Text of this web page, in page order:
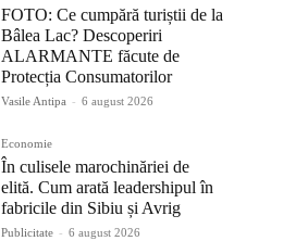
FOTO: Ce cumpără turiștii de la
Bâlea Lac? Descoperiri
ALARMANTE făcute de
Protecția Consumatorilor
Vasile Antipa - 6 august 2026
Economie
În culisele marochinăriei de
elită. Cum arată leadershipul în
fabricile din Sibiu și Avrig
Publicitate - 6 august 2026